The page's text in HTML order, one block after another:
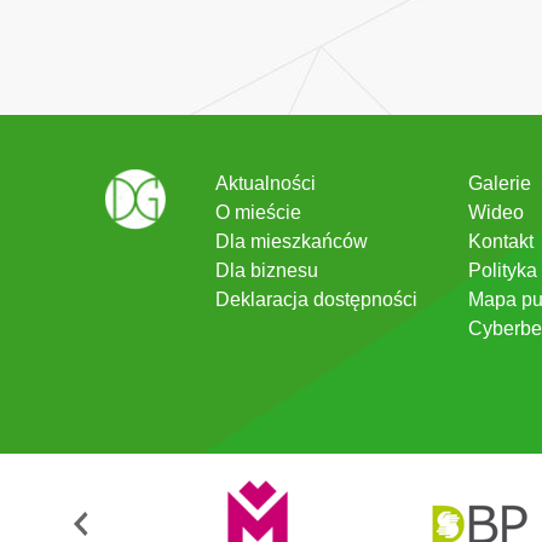
Aktualności
O mieście
Dla mieszkańców
Dla biznesu
Deklaracja dostępności
Galerie
Wideo
Kontakt
Mapa